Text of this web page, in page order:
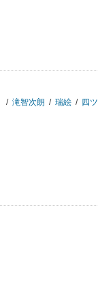
/ 滝智次朗 / 瑞絵 / 四ツ原フリコ